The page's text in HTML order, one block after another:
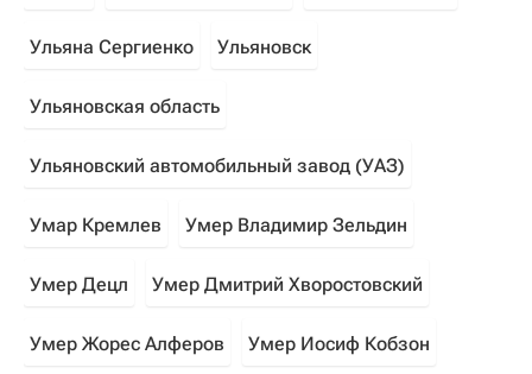
Ульяна Сергиенко Ульяновск
Ульяновская область
Ульяновский автомобильный завод (УАЗ)
Умар Кремлев Умер Владимир Зельдин
Умер Децл Умер Дмитрий Хворостовский
Умер Жорес Алферов Умер Иосиф Кобзон